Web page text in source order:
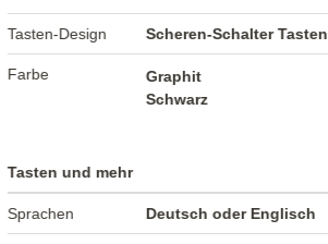
Tasten-Design Scheren-Schalter Tasten
Farbe
Graphit
Schwarz
Tasten und mehr
Sprachen Deutsch oder Englisch